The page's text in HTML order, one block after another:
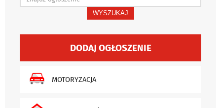
WYSZUKAJ
DODAJ OGŁOSZENIE
MOTORYZACJA